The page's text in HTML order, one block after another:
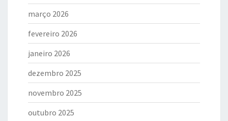
março 2026
fevereiro 2026
janeiro 2026
dezembro 2025
novembro 2025
outubro 2025